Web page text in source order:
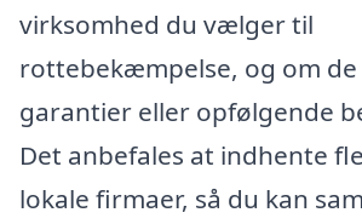
virksomhed du vælger til
rottebekæmpelse, og om
garantier eller opfølgende
Det anbefales at indhente
lokale firmaer, så du kan